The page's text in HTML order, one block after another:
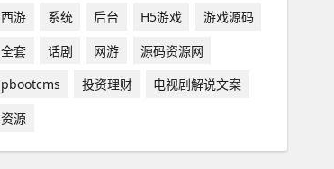
西游
系统 后台 H5游戏
游戏源码
全套
话剧 网游
源码资源网
pbootcms
投资理财
电视剧解说文案
资源